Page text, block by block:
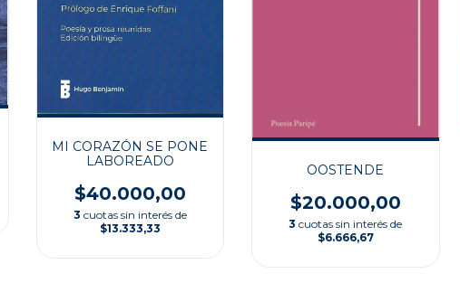
MI CORAZÓN SE PONE
LABOREADO
$40.000,00
3 cuotas sin interés de
$13.333,33
OOSTENDE
$20.000,00
3 cuotas sin interés de
$6.666,67